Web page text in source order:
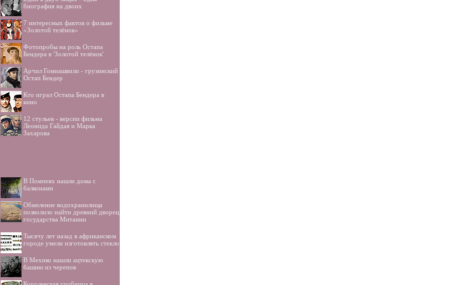
биография на двоих
7 интересных фактов о фильме
«Золотой телёнок»
Фотопробы на роль Остапа
Бендера в 'Золотой телёнок'
Арчил Гомиашвили - грузинский
Остап Бендер
Кто играл Остапа Бендера в
кино
12 стульев - версии фильма
Леонида Гайдая и Марка
Захарова
В Помпеях нашли дома с
балконами
Обмеление водохранилища
позволило найти древний дворец
государства Митанни
Тысячу лет назад в африканском
городе умели изготовлять стекло
В Мехико нашли ацтекскую
башню из черепов